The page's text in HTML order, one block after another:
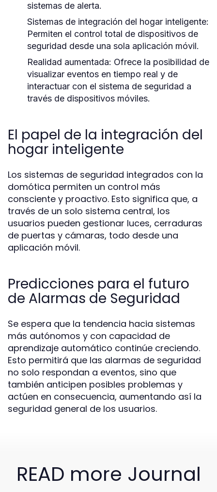
sistemas de alerta.
Sistemas de integración del hogar inteligente:
Permiten el control total de dispositivos de
seguridad desde una sola aplicación móvil.
Realidad aumentada: Ofrece la posibilidad de
visualizar eventos en tiempo real y de
interactuar con el sistema de seguridad a
través de dispositivos móviles.
El papel de la integración del
hogar inteligente
Los sistemas de seguridad integrados con la
domótica permiten un control más
consciente y proactivo. Esto significa que, a
través de un solo sistema central, los
usuarios pueden gestionar luces, cerraduras
de puertas y cámaras, todo desde una
aplicación móvil.
Predicciones para el futuro
de Alarmas de Seguridad
Se espera que la tendencia hacia sistemas
más autónomos y con capacidad de
aprendizaje automático continúe creciendo.
Esto permitirá que las alarmas de seguridad
no solo respondan a eventos, sino que
también anticipen posibles problemas y
actúen en consecuencia, aumentando así la
seguridad general de los usuarios.
READ more Journal